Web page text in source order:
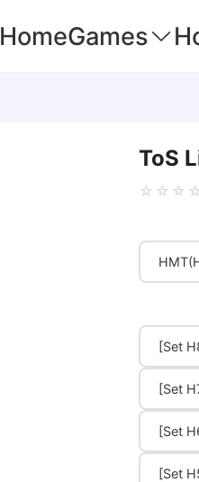
HomeGames
ToS
[Set
[Set
[Set
[Set